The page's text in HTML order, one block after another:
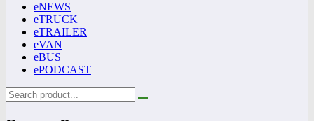
eNEWS
eTRUCK
eTRAILER
eVAN
eBUS
ePODCAST